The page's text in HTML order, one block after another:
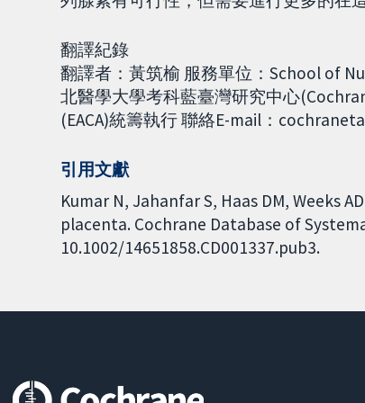
翻譯紀錄
翻譯者：黃筑榆 服務單位：School of
北醫學大學考科藍臺灣研究中心
(EACA)統籌執行 聯絡E-mail：
引用文獻
Kumar N, Jahanfar S, Haas DM, Weeks
placenta. Cochrane Database of
10.1002/14651858.CD001337.pub3.